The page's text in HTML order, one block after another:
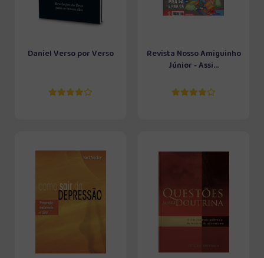
Daniel Verso por Verso
Revista Nosso Amiguinho
Júnior - Assi...